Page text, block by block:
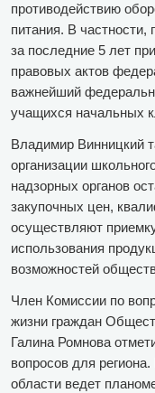
противодействию
питания. В частности,
за последние 5 лет
правовых актов
важнейший
учащихся начальных
Владимир Винницкий
организации
надзорных органов
закупочных цен,
осуществляют
использования
возможностей
Член Комиссии по
жизни граждан
Галина Ромнова
вопросов для
области ведет